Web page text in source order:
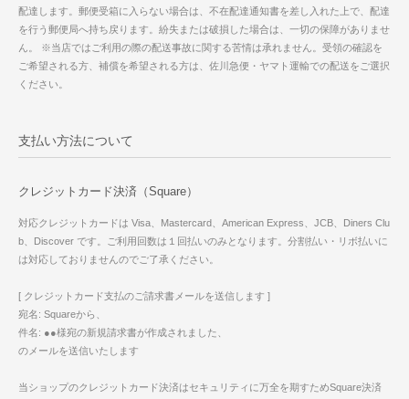
配達します。郵便受箱に入らない場合は、不在配達通知書を差し入れた上で、配達
を行う郵便局へ持ち戻ります。紛失または破損した場合は、一切の保障がありませ
ん。 ※当店ではご利用の際の配送事故に関する苦情は承れません。受領の確認を
ご希望される方、補償を希望される方は、佐川急便・ヤマト運輸での配送をご選択
ください。
支払い方法について
クレジットカード決済（Square）
対応クレジットカードは Visa、Mastercard、American Express、JCB、Diners Clu
b、Discover です。ご利用回数は１回払いのみとなります。分割払い・リボ払いに
は対応しておりませんのでご了承ください。
[ クレジットカード支払のご請求書メールを送信します ]
宛名: Squareから、
件名: ●●様宛の新規請求書が作成されました、
のメールを送信いたします
当ショップのクレジットカード決済はセキュリティに万全を期すためSquare決済